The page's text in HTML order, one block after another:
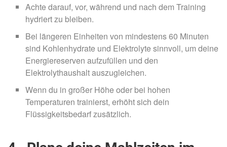
Achte darauf, vor, während und nach dem Training
hydriert zu bleiben.
Bei längeren Einheiten von mindestens 60 Minuten
sind Kohlenhydrate und Elektrolyte sinnvoll, um deine
Energiereserven aufzufüllen und den
Elektrolythaushalt auszugleichen.
Wenn du in großer Höhe oder bei hohen
Temperaturen trainierst, erhöht sich dein
Flüssigkeitsbedarf zusätzlich.